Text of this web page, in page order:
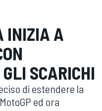
INIZIA A
SCARICHI
di estendere la
ed ora